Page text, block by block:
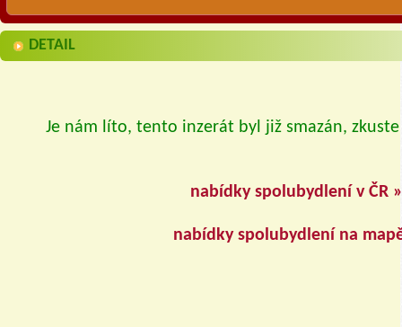
DETAIL
Je nám líto, tento inzerát byl již smazán,
nabídky spolubydlení v ČR »
nabídky spolubydlení na